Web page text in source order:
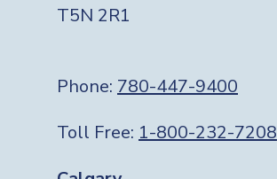
T5N 2R1
Phone: 780-447-9400
Toll Free: 1-800-232-7208